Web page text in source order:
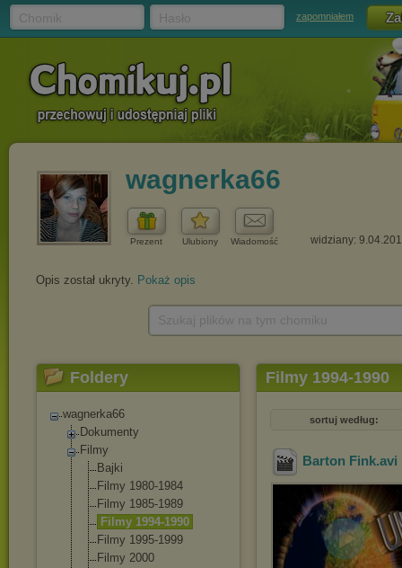
zapomniałem
wagnerka66
Prezent Ulubiony Wiadomość widziany:
Opis został ukryty. Pokaż opis
Foldery
wagnerka66
Dokumenty
Filmy
Bajki
Filmy 1980-1984
Filmy 1985-1989
Filmy 1994-1990
Filmy 1995-1999
Filmy 2000
Filmy 1994-1990
sortuj według:
Barton Fink.avi